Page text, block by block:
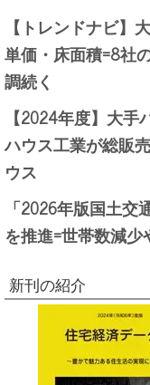
【トレンドナビ】
単価・床面積=8社
調続く
【2024年度】大
ハウス工業が総販
ウス
「2026年版国土
を推進=世帯数減
新刊の紹介